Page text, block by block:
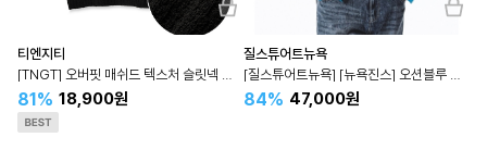
티엔지티
81% 18,900원
질스튜어트뉴욕
84% 47,000원